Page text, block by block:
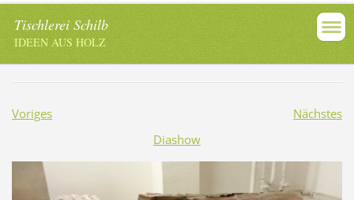
Tischlerei Schilb
IDEEN AUS HOLZ
Voriges
Nächstes
Diashow